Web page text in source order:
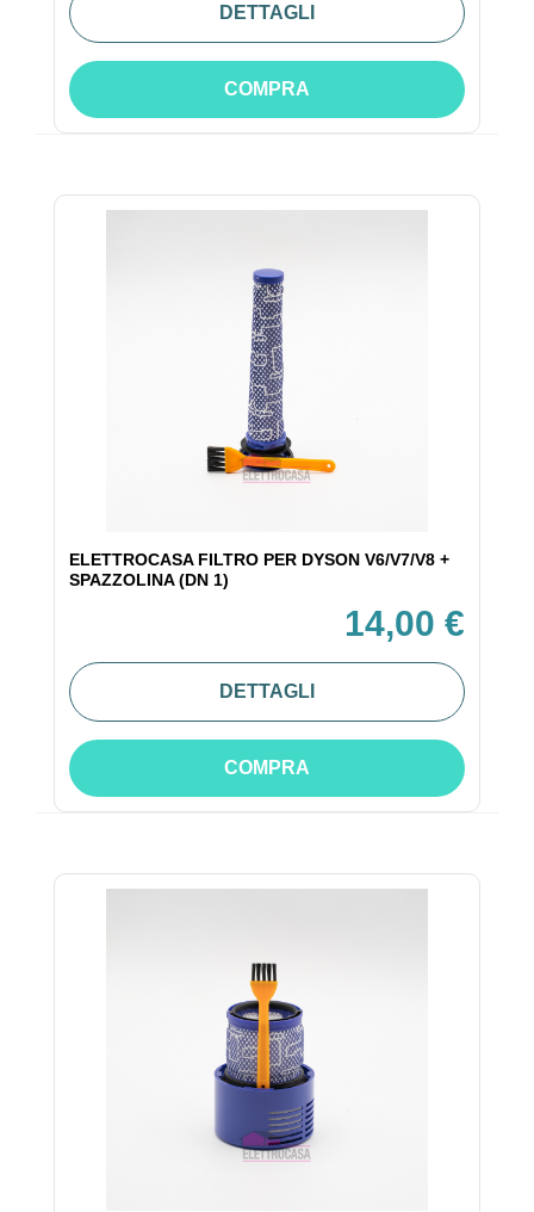
DETTAGLI
COMPRA
ELETTROCASA FILTRO PER DYSON V6/V7/V8 +
SPAZZOLINA (DN 1)
14,00 €
DETTAGLI
COMPRA